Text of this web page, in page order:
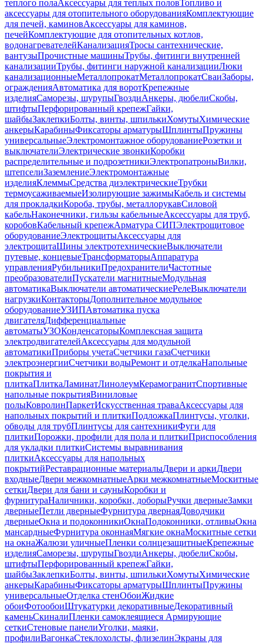
теплого полаАксессуары для теплых половТопливо и
аксессуары для отопительного оборудованияКомплектующие
для печей, каминовАксессуары для каминов,
печейКомплектующие для отопительных котлов,
водонагревателейКанализацияТросы сантехнические,
вантузыПрочистные машиныТрубы, фитинги внутренней
канализацииТрубы, фитинги наружной канализацииЛюки
канализационныеМеталлопрокатМеталлопрокатСваиЗаборы,
огражденияАвтоматика для воротКрепежные
изделияСаморезы, шурупыГвоздиАнкеры, дюбелиСкобы,
штифтыПерфорированный крепежГайки,
шайбыЗаклепкиБолты, винты, шпилькиХомутыХимические
анкерыКарабиныФиксаторы арматурыШплинтыПружины
универсальныеЭлектромонтажное оборудованиеРозетки и
выключателиЭлектрические звонкиКоробки
распределительные и подрозетникиЭлектропатроныВилки,
штепселиЗаземлениеЭлектромонтажные
изделияКлеммыСредства диэлектрическиеТрубки
термоусаживаемыеИзолирующие зажимыКабель и системы
для прокладкиКороба, трубы, металлорукавСиловой
кабельНаконечники, гильзы кабельныеАксессуары для труб,
коробовКабельный крепежАрматура СИПЭлектрощитовое
оборудованиеЭлектрощитыАксессуары для
электрощитаШины электротехническиеВыключатели
путевые, концевыеТрансформаторыАппаратура
управленияРубильникиПредохранителиЧастотные
преобразователиПускатели магнитныеМодульная
автоматикаВыключатели автоматическиеРелеВыключатели
нагрузкиКонтакторыДополнительное модульное
оборудованиеУЗИПАвтоматика пуска
двигателяДифференциальные
автоматыУЗОКонденсаторыКомплексная защита
электродвигателейАксессуары для модульной
автоматикиПриборы учетаСчетчики газаСчетчики
электроэнергииСчетчики водыРемонт и отделкаНапольные
покрытия и
плиткаПлиткаЛаминатЛинолеумКерамогранитСпортивные
напольные покрытияВиниловые
полыКовролинПаркетИскусственная траваАксессуары для
напольных покрытий и плиткиПодложкаПлинтусы, уголки,
обводы для трубПлинтусы для сантехникиФуги для
плиткиПорожки, профили для пола и плиткиПриспособления
для укладки плиткиСистемы выравнивания
плиткиАксессуары для напольных
покрытийРеставрационные материалыДвери и аркиДвери
входныеДвери межкомнатныеАрки межкомнатныеМоскитные
сеткиДвери для бани и сауныКоробки и
фурнитураНаличники, коробки, доборыРучки дверныеЗамки
дверныеПетли дверныеФурнитура двернаяДоводчики
дверныеОкна и подоконникиОкнаПодоконники, отливыОкна
мансардныеФурнитура оконнаяМягкие окнаМоскитные сетки
на окнаЖалюзи уличныеПленки солнцезащитныеКрепежные
изделияСаморезы, шурупыГвоздиАнкеры, дюбелиСкобы,
штифтыПерфорированный крепежГайки,
шайбыЗаклепкиБолты, винты, шпилькиХомутыХимические
анкерыКарабиныФиксаторы арматурыШплинтыПружины
универсальныеОтделка стенОбоиЖидкие
обоиФотообоиШтукатурки декоративныеДекоративный
каменьСкиналиПленки самоклеящиеся Армирующие
сеткиСтеновые панелиУголки, маяки,
профилиВагонкаСтеклохолсты, флизелинЭкраны для